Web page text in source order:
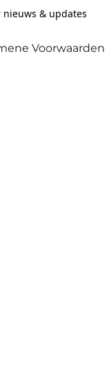
nieuws & updates
Voorwaarden